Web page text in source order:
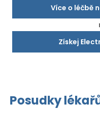
Více o léčbě
Získej
Posudky